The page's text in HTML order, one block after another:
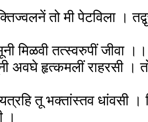
तो मी पेटविला ।
मिळवी तत्स्वरुपीं जीवा
अवघे हृत्कमलीं राहरसी ।
तू भक्तांस्तव धांवसी ।
।